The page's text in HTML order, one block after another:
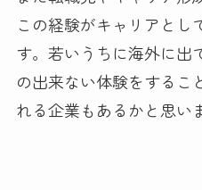
この経験がキャリアとし
す。若いうちに海外に出
の出来ない体験をするこ
れる企業もあるかと思い